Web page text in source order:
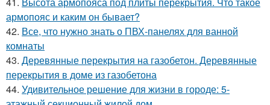
армопояс и каким он бывает?
42. Все, что нужно знать о ПВХ-панелях для ванной
комнаты
43. Деревянные перекрытия на газобетон. Деревянные
перекрытия в доме из газобетона
44. Удивительное решение для жизни в городе: 5-